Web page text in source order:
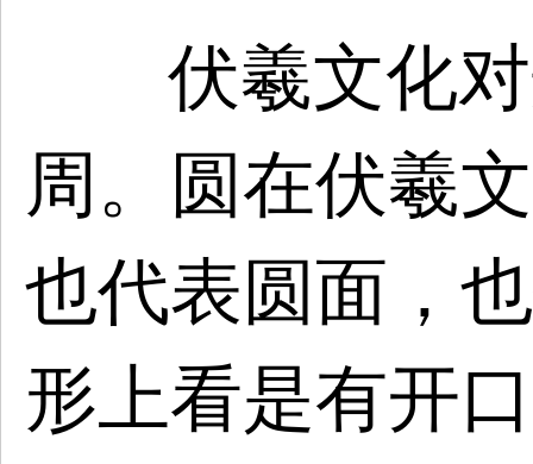
伏羲文化
周。圆在伏羲
也代表圆面，
形上看是有开